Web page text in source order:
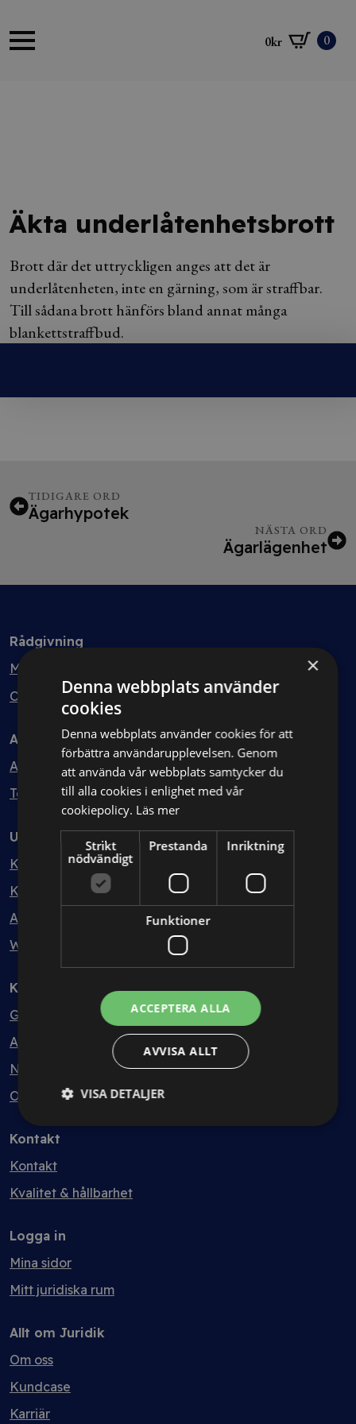
0kr 0
Äkta underlåtenhetsbrott
Brott där det uttryckligen anges att det är
underlåtenheten, inte en gärning, som är straffbar.
Till sådana brott hänförs bland annat många
blankettstraffbud.
TIDIGARE ORD
Ägarhypotek
NÄSTA ORD
Ägarlägenhet
Rådgivning
Min bolagsjurist
Ombud
Avtal
Avtalshantering
Testa kostnadsfritt
Utbildning
Kurser
Kurspaket
Abonnemang
Webbinarium
Kunskapsbank
Guider
Avtalsmallar
Nyheter
Ordlista
Kontakt
Kontakt
Kvalitet & hållbarhet
Logga in
Mina sidor
Mitt juridiska rum
Allt om Juridik
Om oss
Kundcase
Karriär
×
Denna webbplats använder
cookies
Denna webbplats använder cookies för att
förbättra användarupplevelsen. Genom
att använda vår webbplats samtycker du
till alla cookies i enlighet med vår
cookiepolicy. Läs mer
Strikt
nödvändigt
Prestanda Inriktning
Funktioner
ACCEPTERA ALLA
AVVISA ALLT
VISA DETALJER